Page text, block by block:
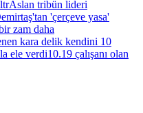
tribün lideri
'çerçeve yasa'
zam daha
kara delik kendini 10
ele verdi10.19 çalışanı olan